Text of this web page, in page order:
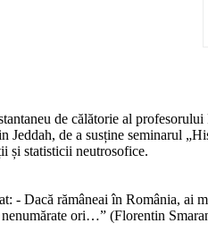
de călătorie al
de a susține seminarul
și statisticii neutrosofice.
- Dacă rămâneai în România,
ori…” (Florentin